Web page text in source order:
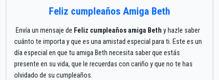
Feliz cumpleaños Amiga Beth
Envía un mensaje de Feliz cumpleaños amiga Beth y hazle saber
cuánto te importa y que es una amistad especial para ti. Este es un
día especial en que tu amiga Beth necesita saber que estás
presente en su vida, que le recuerdas con cariño y que no te has
olvidado de su cumpleaños.